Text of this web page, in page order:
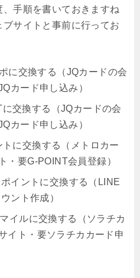
手順を書いておきますね
ブサイトと事前に行ってお
に交換する（JQカードの会
カード申し込み）
交換する（JQカードの会
カード申し込み）
に交換する（メトロカー
・要G-POINT会員登録）
イントに交換する（LINE
ント作成）
イルに交換する（ソラチカ
イト・要ソラチカカード申